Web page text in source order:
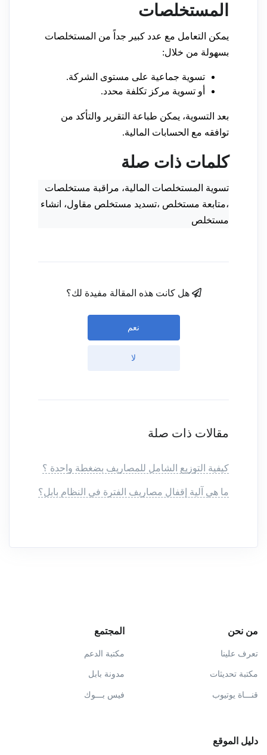
المستخلصات
يمكن التعامل مع عدد كبير جداً من المستخلصات
بسهولة من خلال:
تسوية جماعية على مستوى الشركة.
أو تسوية مركز تكلفة محدد.
بعد التسوية، يمكن طباعة التقرير والتأكد من
توافقه مع الحسابات المالية.
كلمات ذات صلة
تسوية المستخلصات المالية، مراقبة مستخلصات
،متابعة مستخلص ،تسديد مستخلص مقاول، انشاء
مستخلص
هل كانت هذه المقالة مفيدة لك؟
نعم
لا
مقالات ذات صلة
كيفية التوزيع الشامل للمصاريف بضغطة واحدة ؟
ما هي آلية إقفال مصاريف الفترة في النظام بابل؟
من نحن
تعرف علينا
مكتبة تحديثات
قنـــاة يوتيوب
المجتمع
مكتبة الدعم
مدونة بابل
فيس بـــوك
دليل الموقع